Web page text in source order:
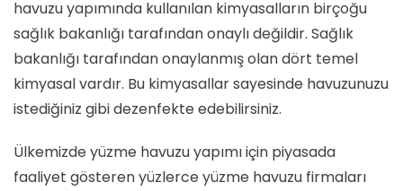
havuzu yapımında kullanılan kimyasalların birçoğu
sağlık bakanlığı tarafından onaylı değildir. Sağlık
bakanlığı tarafından onaylanmış olan dört temel
kimyasal vardır. Bu kimyasallar sayesinde havuzunuzu
istediğiniz gibi dezenfekte edebilirsiniz.
Ülkemizde yüzme havuzu yapımı için piyasada
faaliyet gösteren yüzlerce yüzme havuzu firmaları